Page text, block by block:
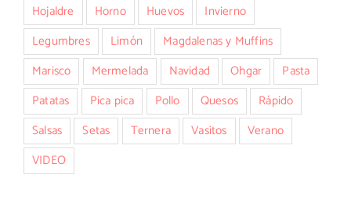
Hojaldre
Horno Huevos
Invierno
Legumbres
Limón
Magdalenas y Muffins
Marisco
Mermelada Navidad Ohgar
Pasta
Patatas
Pica pica Pollo Quesos
Rápido
Salsas
Setas Ternera Vasitos
Verano
VIDEO